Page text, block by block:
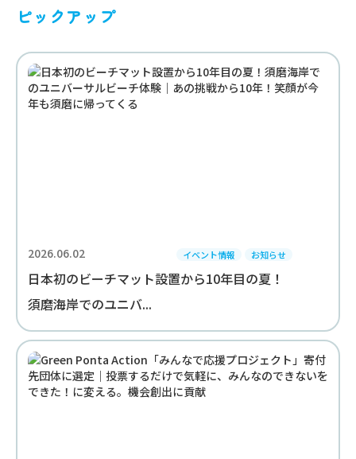
ピックアップ
2026.06.02 イベント情報 お知らせ
日本初のビーチマット設置から10年目の夏！
須磨海岸でのユニバ...